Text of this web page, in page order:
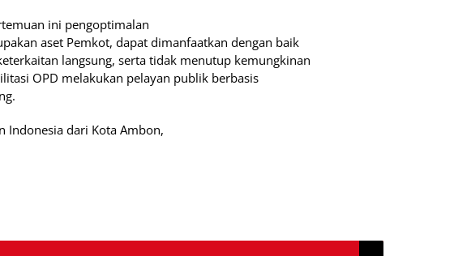
ini pengoptimalan
aset Pemkot, dapat dimanfaatkan dengan baik
langsung, serta tidak menutup kemungkinan
OPD melakukan pelayan publik berbasis
Indonesia dari Kota Ambon,